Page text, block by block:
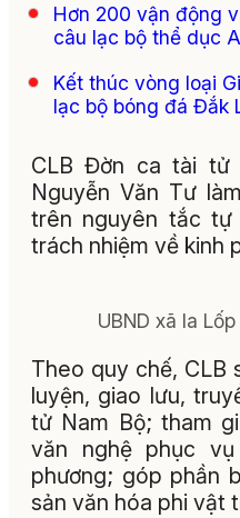
Hơn 200 vận động
câu lạc bộ thể dục
Kết thúc vòng loại
lạc bộ bóng đá Đắk
CLB Đờn ca tài tử
Nguyễn Văn Tư
trên nguyên tắc
trách nhiệm về kinh
UBND xã Ia
Theo quy chế, CLB
luyện, giao lưu,
tử Nam Bộ; tham
văn nghệ phục
phương; góp phần
sản văn hóa phi vật